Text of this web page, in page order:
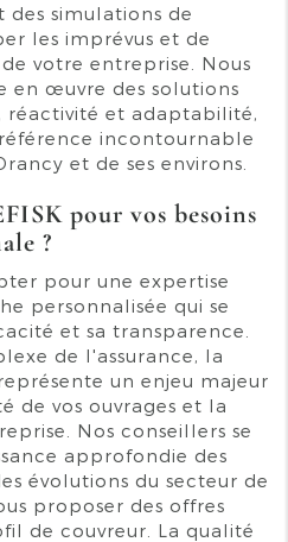
simulations de
les imprévus et de
votre entreprise. Nous
en œuvre des solutions
réactivité et adaptabilité,
incontournable
et de ses environs.
pour vos besoins
?
pour une expertise
personnalisée qui se
et sa transparence.
de l'assurance, la
un enjeu majeur
de vos ouvrages et la
Nos conseillers se
approfondie des
évolutions du secteur de
proposer des offres
de couvreur. La qualité